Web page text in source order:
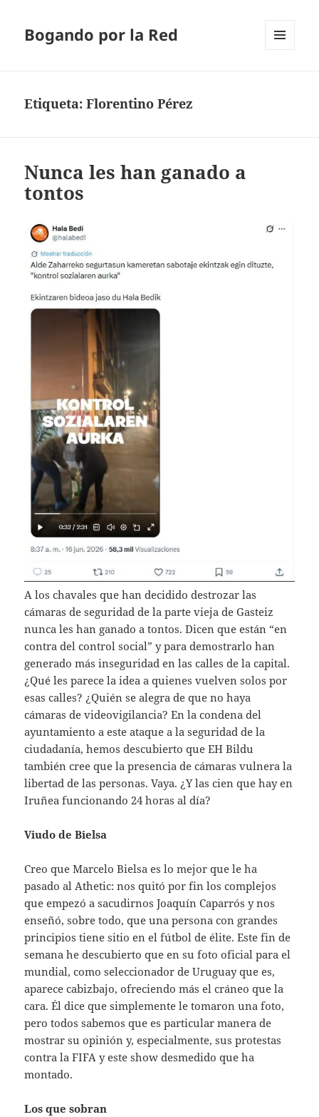
Bogando por la Red
Etiqueta:Florentino Pérez
Nunca les han ganado a
tontos
A los chavales que han decidido destrozar las
cámaras de seguridad de la parte vieja de Gasteiz
nunca les han ganado a tontos. Dicen que están “en
contra del control social” y para demostrarlo han
generado más inseguridad en las calles de la capital.
¿Qué les parece la idea a quienes vuelven solos por
esas calles? ¿Quién se alegra de que no haya
cámaras de videovigilancia? En la condena del
ayuntamiento a este ataque a la seguridad de la
ciudadanía, hemos descubierto que EH Bildu
también cree que la presencia de cámaras vulnera la
libertad de las personas. Vaya. ¿Y las cien que hay en
Iruñea funcionando 24 horas al día?
Viudo de Bielsa
Creo que Marcelo Bielsa es lo mejor que le ha
pasado al Athetic: nos quitó por fin los complejos
que empezó a sacudirnos Joaquín Caparrós y nos
enseñó, sobre todo, que una persona con grandes
principios tiene sitio en el fútbol de élite. Este fin de
semana he descubierto que en su foto oficial para el
mundial, como seleccionador de Uruguay que es,
aparece cabizbajo, ofreciendo más el cráneo que la
cara. Él dice que simplemente le tomaron una foto,
pero todos sabemos que es particular manera de
mostrar su opinión y, especialmente, sus protestas
contra la FIFA y este show desmedido que ha
montado.
Los que sobran